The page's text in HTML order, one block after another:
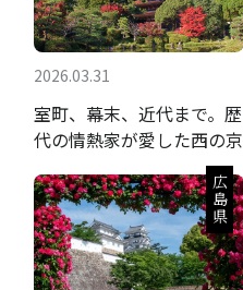
2026.03.31
室町、幕末、近代まで。歴
代の情熱家が愛した西の京
広島県